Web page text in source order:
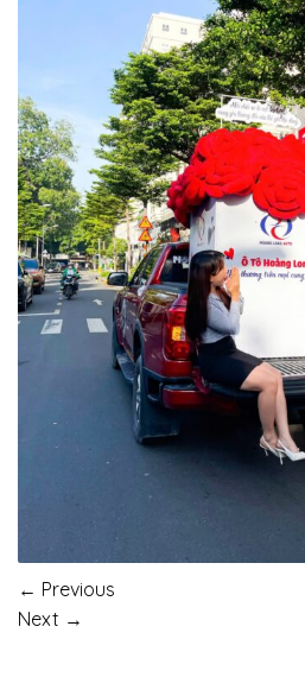
← Previous
Next →